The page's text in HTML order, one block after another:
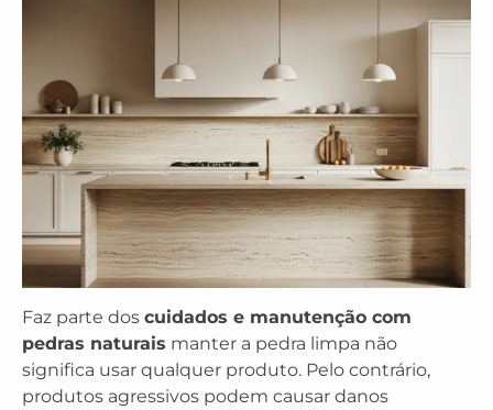
Faz parte dos cuidados e manutenção com
pedras naturais manter a pedra limpa não
significa usar qualquer produto. Pelo contrário,
produtos agressivos podem causar danos